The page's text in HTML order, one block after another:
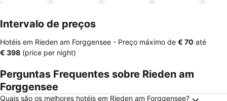
Intervalo de preços
Hotéis em Rieden am Forggensee - Preço máximo de ‎€ 70 até
‎€ 398 (price per night)
Perguntas Frequentes sobre Rieden am
Forggensee
Quais são os melhores hotéis em Rieden am Forggensee?